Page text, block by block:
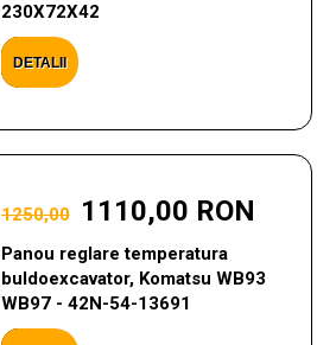
230X72X42
DETALII
1250,00 1110,00 RON
Panou reglare temperatura
buldoexcavator, Komatsu WB93
WB97 - 42N-54-13691